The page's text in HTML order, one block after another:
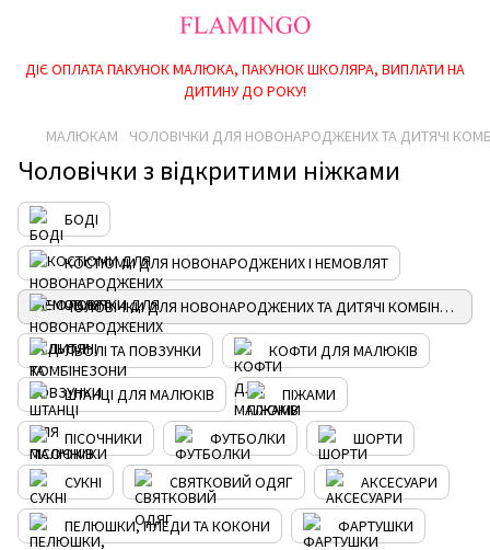
ДІЄ ОПЛАТА ПАКУНОК МАЛЮКА, ПАКУНОК ШКОЛЯРА, ВИПЛАТИ НА
ДИТИНУ ДО РОКУ!
МАЛЮКАМ ЧОЛОВІЧКИ ДЛЯ НОВОНАРОДЖЕНИХ ТА ДИТЯЧІ
Чоловічки з відкритими ніжками
БОДІ
КОСТЮМИ ДЛЯ НОВОНАРОДЖЕНИХ І НЕМОВЛЯТ
ЧОЛОВІЧКИ ДЛЯ НОВОНАРОДЖЕНИХ ТА ДИТЯЧІ КОМБІНЕЗОНИ
ЛЬОЛІ ТА ПОВЗУНКИ КОФТИ ДЛЯ МАЛЮКІВ
ШТАНЦІ ДЛЯ МАЛЮКІВ ПІЖАМИ
ПІСОЧНИКИ ФУТБОЛКИ ШОРТИ
СУКНІ СВЯТКОВИЙ ОДЯГ АКСЕСУАРИ
ПЕЛЮШКИ, ПЛЕДИ ТА КОКОНИ ФАРТУШКИ